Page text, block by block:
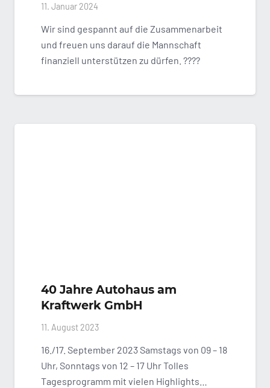
11. Januar 2024
Wir sind gespannt auf die Zusammenarbeit
und freuen uns darauf die Mannschaft
finanziell unterstützen zu dürfen. ????
40 Jahre Autohaus am
Kraftwerk GmbH
11. August 2023
16./17. September 2023 Samstags von 09 – 18
Uhr, Sonntags von 12 – 17 Uhr Tolles
Tagesprogramm mit vielen Highlights…